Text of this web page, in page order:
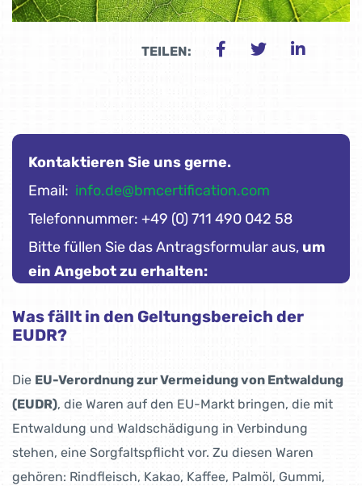
TEILEN:
Kontaktieren Sie uns gerne.
Email: info.de@bmcertification.com
Telefonnummer: +49 (0) 711 490 042 58
Bitte füllen Sie das Antragsformular aus, um
ein Angebot zu erhalten:
Was fällt in den Geltungsbereich der
EUDR?
Die EU-Verordnung zur Vermeidung von Entwaldung
(EUDR), die Waren auf den EU-Markt bringen, die mit
Entwaldung und Waldschädigung in Verbindung
stehen, eine Sorgfaltspflicht vor. Zu diesen Waren
gehören: Rindfleisch, Kakao, Kaffee, Palmöl, Gummi,